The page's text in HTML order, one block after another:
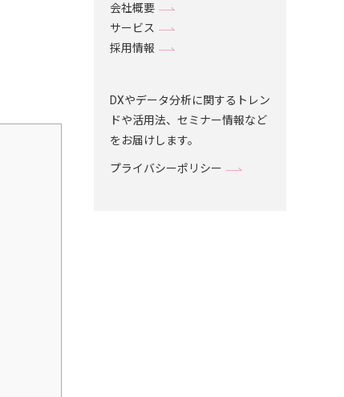
会社概要
サービス
採用情報
DXやデータ分析に関するトレン
ドや活用法、セミナー情報など
をお届けします。
プライバシーポリシー